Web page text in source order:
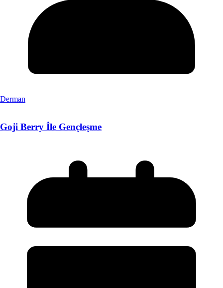
Derman
Goji Berry İle Gençleşme